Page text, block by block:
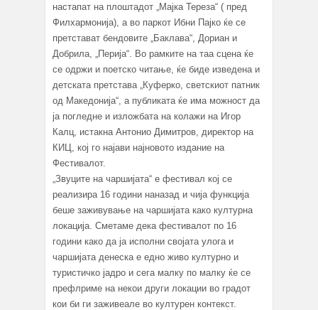
настапат на плоштадот „Мајка Тереза“ ( пред
Филхармонија), а во паркот Ибни Пајко ќе се
претстават бендовите „Баклава“, Дориан и
Добрила, „Перија“. Во рамките на таа сцена ќе
се одржи и поетско читање, ќе биде изведена и
детската претстава „Куферко, светскиот патник
од Македонија“, а публиката ќе има можност да
ја погледне и изложбата на колажи на Игор
Калц, истакна Антонио Димитров, директор на
КИЦ, кој го најави најновото издание на
Фестивалот.
„Звуците на чаршијата“ е фестивал кој се
реализира 16 години наназад и чија функција
беше заживување на чаршијата како културна
локација. Сметаме дека фестивалот по 16
години како да ја исполни својата улога и
чаршијата денеска е едно живо културно и
туристичко јадро и сега малку по малку ќе се
префлриме на некои други локации во градот
кои би ги заживеале во културен контекст.